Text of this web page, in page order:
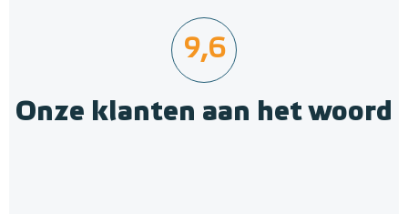
9,6
Onze klanten aan het woord